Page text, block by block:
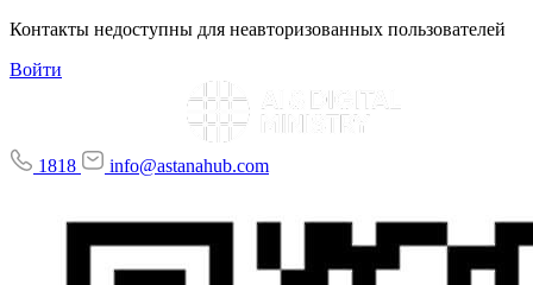
Контакты недоступны для неавторизованных пользователей
Войти
1818 info@astanahub.com